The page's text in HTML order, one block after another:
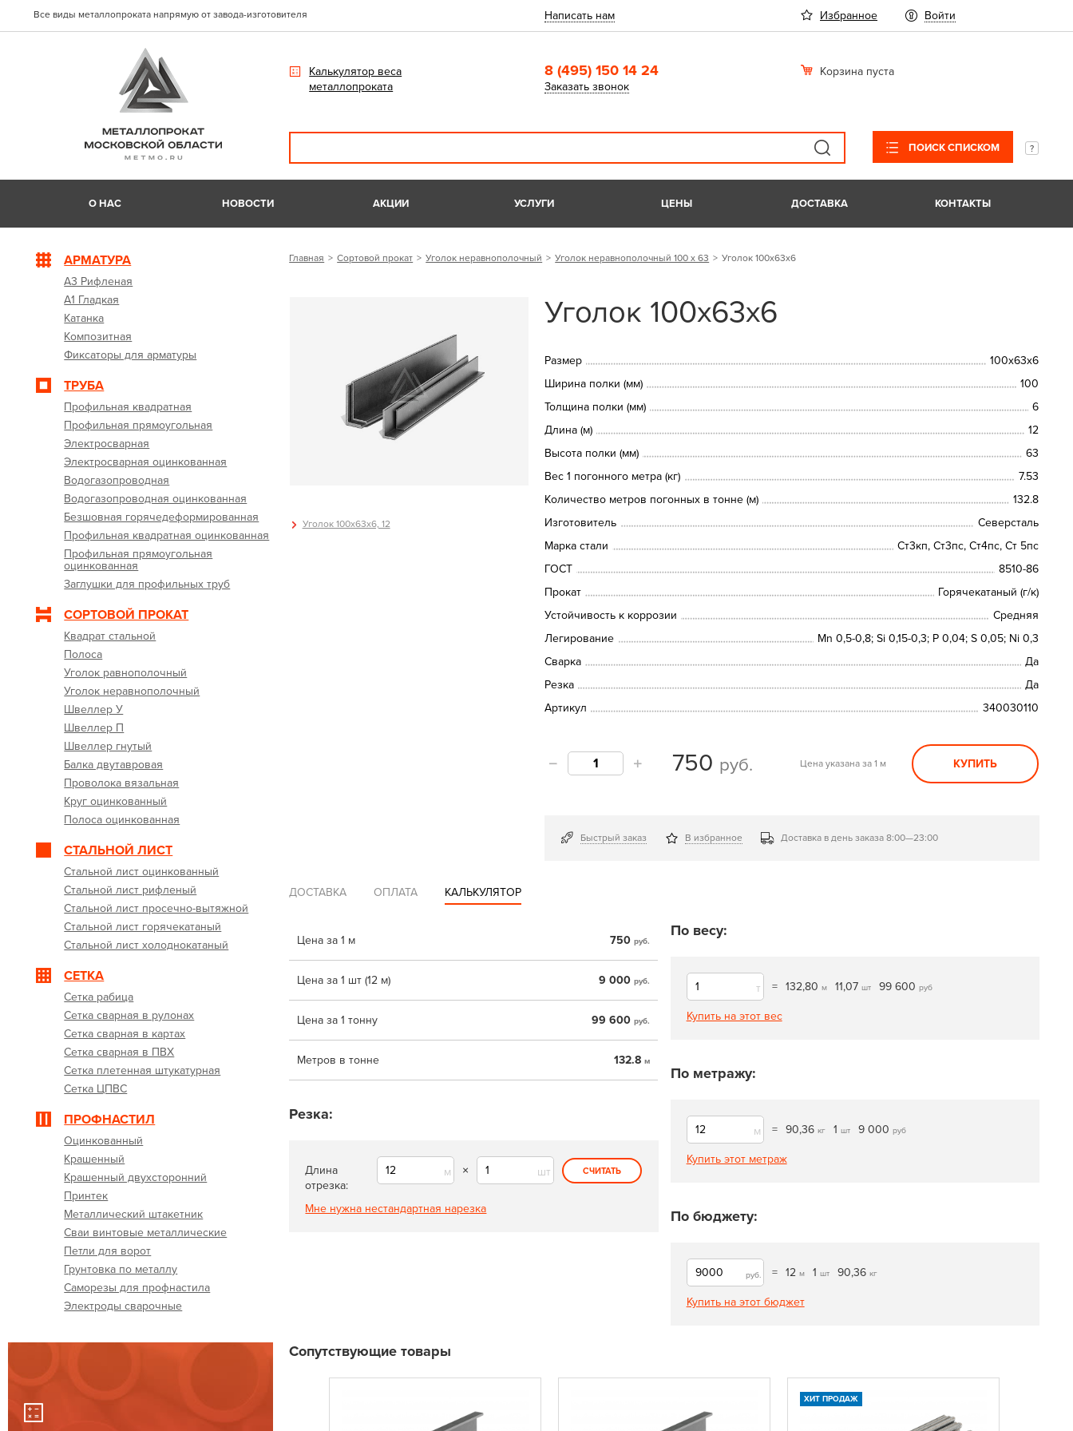
Все виды металлопроката напрямую от завода-изготовителя Написать нам Избранное Войти
Калькулятор веса
металлопроката
8 (495) 150 14 24
Заказать звонок
Корзина пуста
ПОИСК СПИСКОМ
О НАС НОВОСТИ АКЦИИ УСЛУГИ ЦЕНЫ ДОСТАВКА КОНТАКТЫ
АРМАТУРА
А3 Рифленая
А1 Гладкая
Катанка
Композитная
Фиксаторы для арматуры
ТРУБА
Профильная квадратная
Профильная прямоугольная
Электросварная
Электросварная оцинкованная
Водогазопроводная
Водогазопроводная оцинкованная
Безшовная горячедеформированная
Профильная квадратная оцинкованная
Профильная прямоугольная
оцинкованная
Заглушки для профильных труб
СОРТОВОЙ ПРОКАТ
Квадрат стальной
Полоса
Уголок равнополочный
Уголок неравнополочный
Швеллер У
Швеллер П
Швеллер гнутый
Балка двутавровая
Проволока вязальная
Круг оцинкованный
Полоса оцинкованная
СТАЛЬНОЙ ЛИСТ
Стальной лист оцинкованный
Стальной лист рифленый
Стальной лист просечно-вытяжной
Стальной лист горячекатаный
Стальной лист холоднокатаный
СЕТКА
Сетка рабица
Сетка сварная в рулонах
Сетка сварная в картах
Сетка сварная в ПВХ
Сетка плетенная штукатурная
Сетка ЦПВС
ПРОФНАСТИЛ
Оцинкованный
Крашенный
Крашенный двухсторонний
Принтек
Металлический штакетник
Сваи винтовые металлические
Петли для ворот
Грунтовка по металлу
Саморезы для профнастила
Электроды сварочные
Главная Сортовой прокат Уголок неравнополочный Уголок неравнополочный 100 х 63 Уголок 100х63х6
Уголок 100х63х6, 12
Уголок 100х63х6
Размер
100х63х6
Ширина полки (мм)
100
Толщина полки (мм)
6
Длина (м)
12
Высота полки (мм)
63
Вес 1 погонного метра (кг)
7.53
Количество метров погонных в тонне (м)
132.8
Изготовитель
Северсталь
Марка стали
Ст3кп, Ст3пс, Ст4пс, Ст 5пс
ГОСТ
8510-86
Прокат
Горячекатаный (г/к)
Устойчивость к коррозии
Средняя
Легирование
Mn 0,5-0,8; Si 0,15-0,3; P 0,04; S 0,05; Ni 0,3
Сварка
Да
Резка
Да
Артикул
340030110
750 руб. Цена указана за 1 м КУПИТЬ
Быстрый заказ В избранное Доставка в день заказа 8:00—23:00
ДОСТАВКА ОПЛАТА КАЛЬКУЛЯТОР
Цена за 1 м 750руб.
Цена за 1 шт (12 м) 9 000руб.
Цена за 1 тонну 99 600руб.
Метров в тонне 132.8м
Резка:
Длина
отрезка:
м × шт СЧИТАТЬ
Мне нужна нестандартная нарезка
По весу:
т = 132,80 м 11,07 шт 99 600 руб
Купить на этот вес
По метражу:
м = 90,36 кг 1 шт 9 000 руб
Купить этот метраж
По бюджету:
руб. = 12 м 1 шт 90,36 кг
Купить на этот бюджет
Сопутствующие товары
ХИТ ПРОДАЖ